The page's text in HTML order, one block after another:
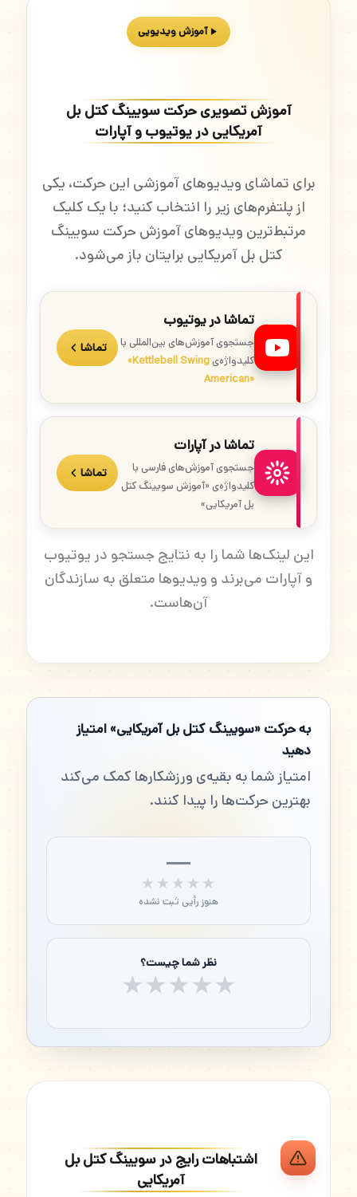
آموزش ویدیویی
آموزش تصویری حرکت سویینگ کتل بل
آمریکایی در یوتیوب و آپارات
برای تماشای ویدیوهای آموزشی این حرکت، یکی
از پلتفرم‌های زیر را انتخاب کنید؛ با یک کلیک
مرتبط‌ترین ویدیوهای آموزش حرکت سویینگ
کتل بل آمریکایی برایتان باز می‌شود.
تماشا در یوتیوب
جستجوی آموزش‌های بین‌المللی با
کلیدواژه‌ی«Kettlebell Swing
American»
تماشا
تماشا در آپارات
جستجوی آموزش‌های فارسی با
کلیدواژه‌ی «آموزش سویینگ کتل
بل آمریکایی»
تماشا
این لینک‌ها شما را به نتایج جستجو در یوتیوب
و آپارات می‌برند و ویدیوها متعلق به سازندگان
آن‌هاست.
به حرکت «سویینگ کتل بل آمریکایی» امتیاز
دهید
امتیاز شما به بقیه‌ی ورزشکارها کمک می‌کند
بهترین حرکت‌ها را پیدا کنند.
—
★★★★★
هنوز رأیی ثبت نشده
نظر شما چیست؟
★★★★★
اشتباهات رایج در سویینگ کتل بل
آمریکایی